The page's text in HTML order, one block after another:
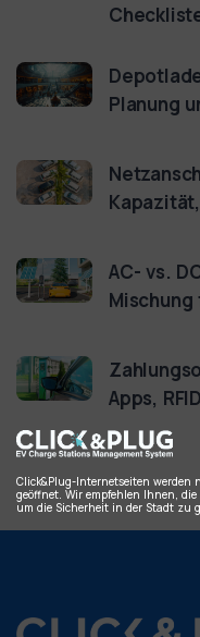
Planung
AC- vs.
Apps,
Click&Plug-Internetseiten
geöffnet. Wir empfehlen Ihnen,
um die Sicherheit in der Stadt zu